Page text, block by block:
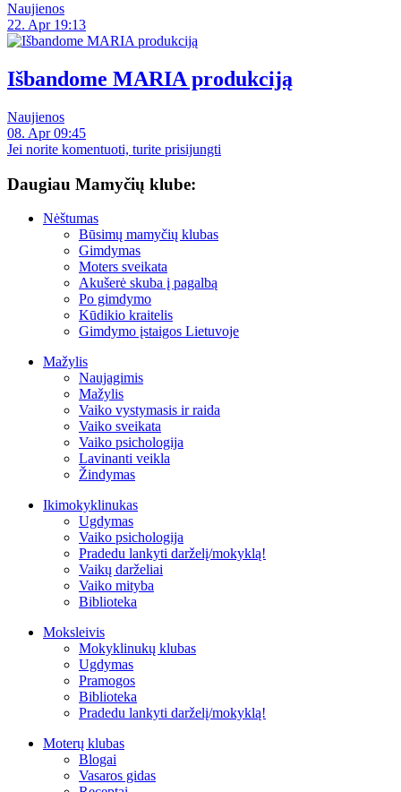
Naujienos
22. Apr 19:13
Išbandome MARIA produkciją
Naujienos
08. Apr 09:45
Jei norite komentuoti, turite prisijungti
Daugiau Mamyčių klube:
Nėštumas
Būsimų mamyčių klubas
Gimdymas
Moters sveikata
Akušerė skuba į pagalbą
Po gimdymo
Kūdikio kraitelis
Gimdymo įstaigos Lietuvoje
Mažylis
Naujagimis
Mažylis
Vaiko vystymasis ir raida
Vaiko sveikata
Vaiko psichologija
Lavinanti veikla
Žindymas
Ikimokyklinukas
Ugdymas
Vaiko psichologija
Pradedu lankyti darželį/mokyklą!
Vaikų darželiai
Vaiko mityba
Biblioteka
Moksleivis
Mokyklinukų klubas
Ugdymas
Pramogos
Biblioteka
Pradedu lankyti darželį/mokyklą!
Moterų klubas
Blogai
Vasaros gidas